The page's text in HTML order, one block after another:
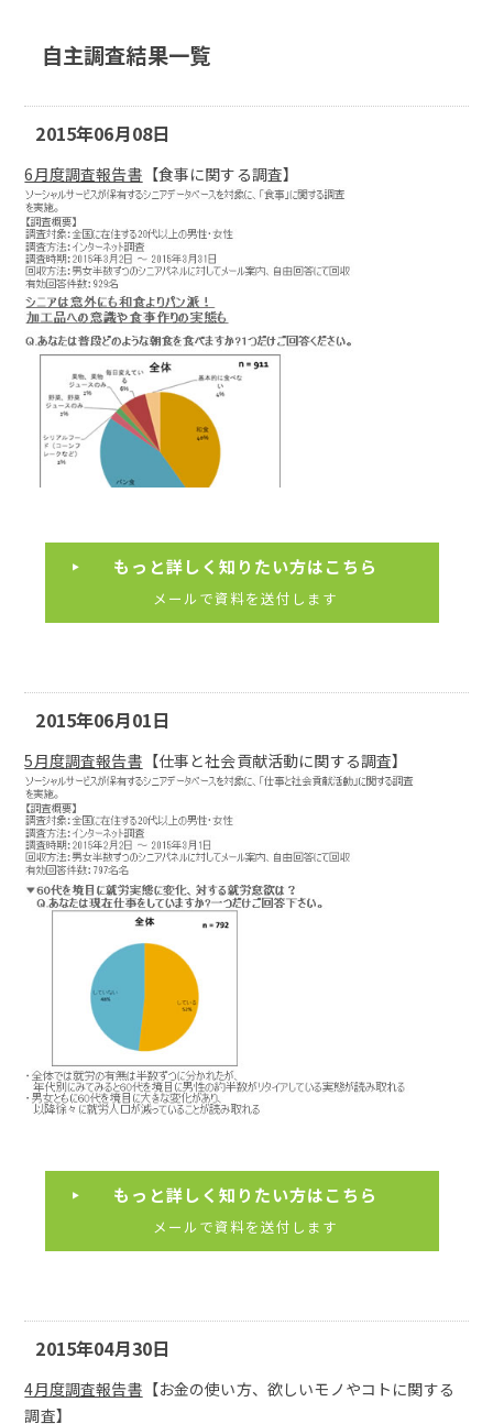
自主調査結果一覧
2015年06月08日
6月度調査報告書 【食事に関する調査】
もっと詳しく知りたい方はこちら
メールで資料を送付します
2015年06月01日
5月度調査報告書 【仕事と社会貢献活動に関する調査】
もっと詳しく知りたい方はこちら
メールで資料を送付します
2015年04月30日
4月度調査報告書 【お金の使い方、欲しいモノやコトに関する
調査】